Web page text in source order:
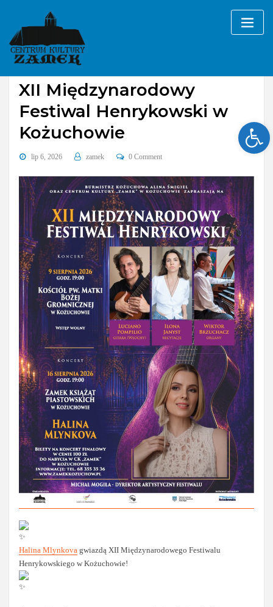
content
Bez kategorii
XII Międzynarodowy
Festiwal Henrykowski w
Kożuchowie
lip 6, 2026 zamek 0 Comment
Halina Mlynkova gwiazdą XII Międzynarodowego Festiwalu
Henrykowskiego w Kożuchowie!